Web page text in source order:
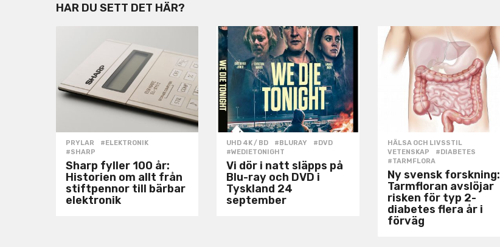
HAR DU SETT DET HÄR?
PRYLAR #ELEKTRONIK
#SHARP
Sharp fyller 100 år:
Historien om allt från
stiftpennor till bärbar
elektronik
UHD 4K / BD #BLURAY ,#DVD
#WEDIETONIGHT
Vi dör i natt släpps på
Blu-ray och DVD i
Tyskland 24
september
HÄLSA OCH LIVSSTIL
VETENSKAP
#DIABETES
#TARMFLORA
Ny svensk forskning:
Tarmfloran avslöjar
risken för typ 2-
diabetes flera år i
förväg